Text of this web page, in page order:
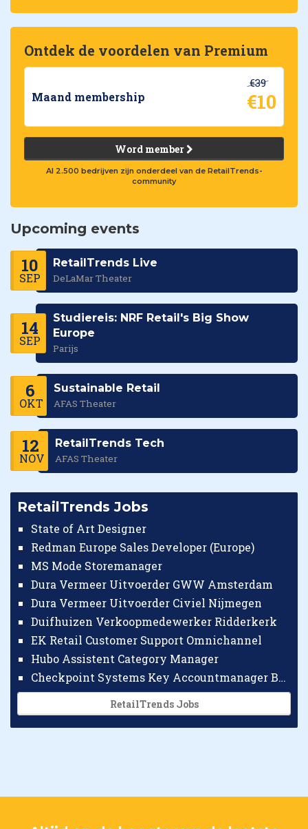
Ontdek de voordelen van Premium
Maand membership
€39
€10
Word member
Al 2.500 bedrijven zijn onderdeel van de RetailTrends-
community
Upcoming events
10
SEP
RetailTrends Live
DeLaMar Theater
14
SEP
Studiereis: NRF Retail's Big Show
Europe
Parijs
6
OKT
Sustainable Retail
AFAS Theater
12
NOV
RetailTrends Tech
AFAS Theater
RetailTrends Jobs
State of Art Designer
Redman Europe Sales Developer (Europe)
MS Mode Storemanager
Dura Vermeer Uitvoerder GWW Amsterdam
Dura Vermeer Uitvoerder Civiel Nijmegen
Duifhuizen Verkoopmedewerker Ridderkerk
EK Retail Customer Support Omnichannel
Hubo Assistent Category Manager
Checkpoint Systems Key Accountmanager Benelux
RetailTrends Jobs